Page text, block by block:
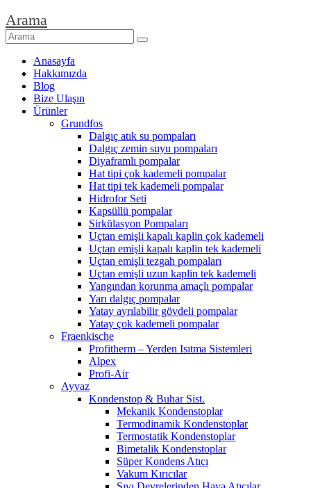
Arama
Anasayfa
Hakkımızda
Blog
Bize Ulaşın
Ürünler
Grundfos
Dalgıç atık su pompaları
Dalgıç zemin suyu pompaları
Diyaframlı pompalar
Hat tipi çok kademeli pompalar
Hat tipi tek kademeli pompalar
Hidrofor Seti
Kapsüllü pompalar
Sirkülasyon Pompaları
Uçtan emişli kapalı kaplin çok kademeli
Uçtan emişli kapalı kaplin tek kademeli
Uçtan emişli tezgah pompaları
Uçtan emişli uzun kaplin tek kademeli
Yangından korunma amaçlı pompalar
Yarı dalgıç pompalar
Yatay ayrılabilir gövdeli pompalar
Yatay çok kademeli pompalar
Fraenkische
Profitherm – Yerden Isıtma Sistemleri
Alpex
Profi-Air
Ayvaz
Kondenstop & Buhar Sist.
Mekanik Kondenstoplar
Termodinamik Kondenstoplar
Termostatik Kondenstoplar
Bimetalik Kondenstoplar
Süper Kondens Atıcı
Vakum Kırıcılar